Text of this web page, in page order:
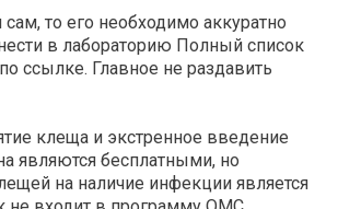
то его необходимо аккуратно
в лабораторию Полный список
ссылке. Главное не раздавить
клеща и экстренное введение
являются бесплатными, но
на наличие инфекции является